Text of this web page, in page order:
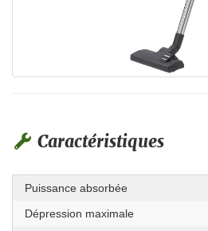
Caractéristiques
Puissance absorbée
Dépression maximale